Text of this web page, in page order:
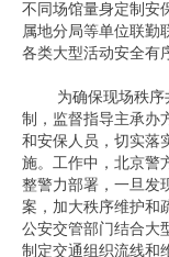
不同场馆量身定制安
属地分局等单位联勤
各类大型活动安全有
为确保现场秩
制，监督指导主承办
和安保人员，切实落
施。工作中，北京警
整警力部署，一旦发
案，加大秩序维护和
公安交管部门结合大
制定交通组织流线和